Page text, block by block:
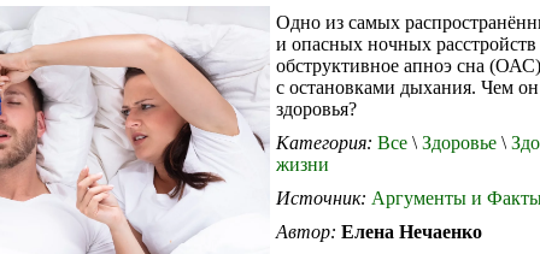
Одно из самых
и опасных ночных
обструктивное апноэ сна
с остановками дыхания. Чем
здоровья?
Категория: Все \ Здоровье \
жизни
Источник: Аргументы и
Автор: Елена Нечаенко